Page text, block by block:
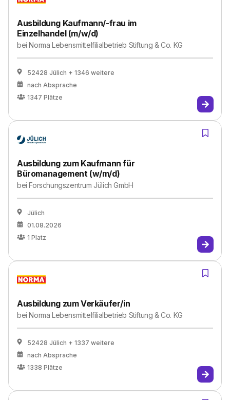
Ausbildung Kaufmann/-frau im
Einzelhandel (m/w/d)
beiNorma Lebensmittelfilialbetrieb Stiftung & Co. KG
52428 Jülich + 1346 weitere
nach Absprache
1347 Plätze
Ausbildung zum Kaufmann für
Büromanagement (w/m/d)
beiForschungszentrum Jülich GmbH
Jülich
01.08.2026
1 Platz
Ausbildung zum Verkäufer/in
beiNorma Lebensmittelfilialbetrieb Stiftung & Co. KG
52428 Jülich + 1337 weitere
nach Absprache
1338 Plätze